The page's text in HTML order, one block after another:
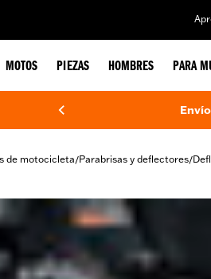
MOTOS PIEZAS HOMBRES PARA
de motocicleta/Parabrisas y deflectores/